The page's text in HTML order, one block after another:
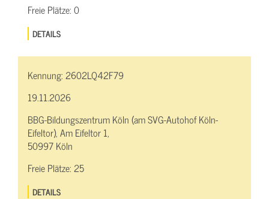
Freie Plätze:0
DETAILS
Kennung:2602LQ42F79
19.11.2026
BBG-Bildungszentrum Köln (am SVG-Autohof Köln-
Eifeltor), Am Eifeltor 1,
50997 Köln
Freie Plätze:25
DETAILS